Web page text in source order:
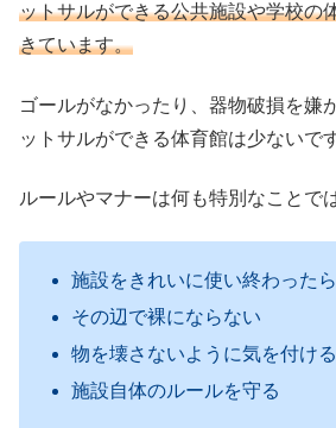
ットサルができる公共施設や学校の
きています。
ゴールがなかったり、器物破損を嫌
ットサルができる体育館は少ないです
ルールやマナーは何も特別なことで
施設をきれいに使い終わった
その辺で裸にならない
物を壊さないように気を付ける
施設自体のルールを守る